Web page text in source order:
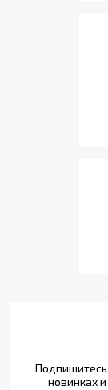
Подпишитесь
новинках